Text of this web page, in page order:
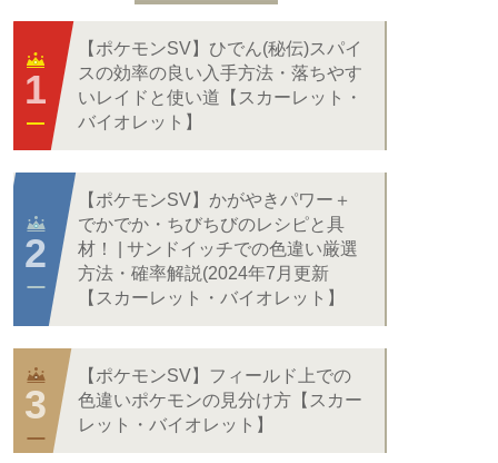
【ポケモンSV】ひでん(秘伝)スパイ
スの効率の良い入手方法・落ちやす
いレイドと使い道【スカーレット・
バイオレット】
【ポケモンSV】かがやきパワー＋
でかでか・ちびちびのレシピと具
材！ | サンドイッチでの色違い厳選
方法・確率解説(2024年7月更新
【スカーレット・バイオレット】
【ポケモンSV】フィールド上での
色違いポケモンの見分け方【スカー
レット・バイオレット】